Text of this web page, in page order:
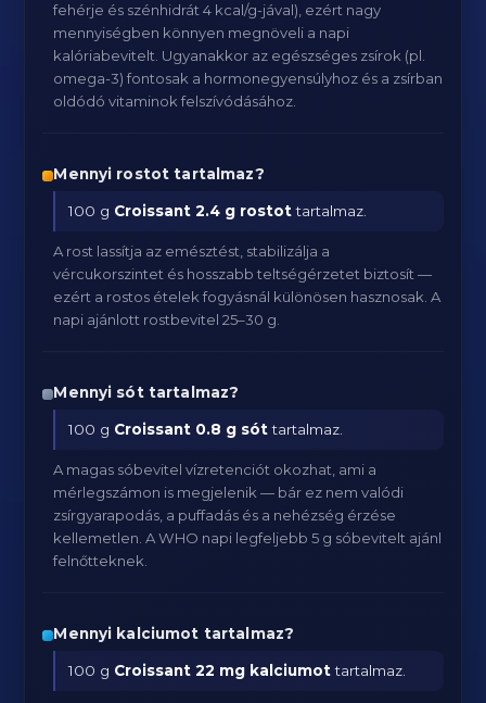
fehérje és szénhidrát 4 kcal/g-jával), ezért nagy
mennyiségben könnyen megnöveli a napi
kalóriabevitelt. Ugyanakkor az egészséges zsírok (pl.
omega-3) fontosak a hormonegyensúlyhoz és a zsírban
oldódó vitaminok felszívódásához.
Mennyi rostot tartalmaz?
100 g Croissant 2.4 g rostottartalmaz.
A rost lassítja az emésztést, stabilizálja a
vércukorszintet és hosszabb teltségérzetet biztosít —
ezért a rostos ételek fogyásnál különösen hasznosak. A
napi ajánlott rostbevitel 25–30 g.
Mennyi sót tartalmaz?
100 g Croissant 0.8 g sóttartalmaz.
A magas sóbevitel vízretenciót okozhat, ami a
mérlegszámon is megjelenik — bár ez nem valódi
zsírgyarapodás, a puffadás és a nehézség érzése
kellemetlen. A WHO napi legfeljebb 5 g sóbevitelt ajánl
felnőtteknek.
Mennyi kalciumot tartalmaz?
100 g Croissant 22 mg kalciumottartalmaz.